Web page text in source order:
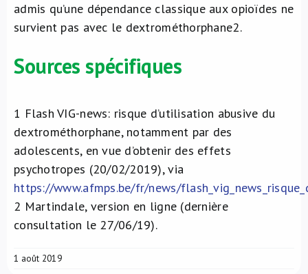
admis qu’une dépendance classique aux opioïdes ne
survient pas avec le dextrométhorphane2.
Sources spécifiques
1 Flash VIG-news: risque d’utilisation abusive du
dextrométhorphane, notamment par des
adolescents, en vue d’obtenir des effets
psychotropes (20/02/2019), via
https://www.afmps.be/fr/news/
2 Martindale, version en ligne (dernière
consultation le 27/06/19).
1 août 2019